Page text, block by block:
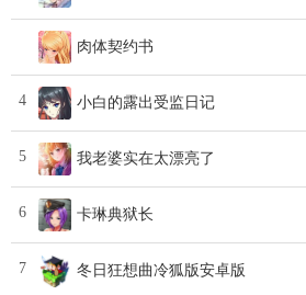
肉体契约书
4 小白的露出受监日记
5 我老婆实在太漂亮了
6 卡琳典狱长
7 冬日狂想曲冷狐版安卓版